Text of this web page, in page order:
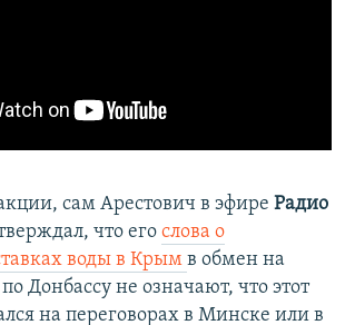
сам Арестович в эфире Радио
что его слова о
воды в Крым в обмен на
Донбассу не означают, что этот
на переговорах в Минске или в